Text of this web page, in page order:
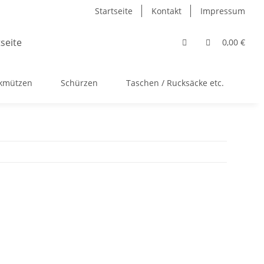
Startseite Kontakt Impressum
0,00 €
Schürzen Taschen / Rucksäcke etc.